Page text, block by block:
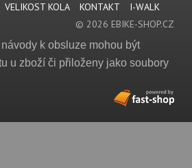
VELIKOST KOLA KONTAKT
I-WALK
© 2026 EBIKE-SHOP.CZ
návody k obsluze mohou být
u zboží či přiloženy jako soubory